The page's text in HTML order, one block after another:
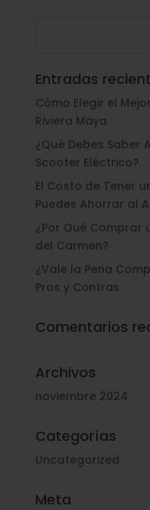
Entradas
Cómo Elegir el
Riviera Maya
¿Qué Debes Saber
Scooter Eléctrico?
El Costo de Tener
Puedes Ahorrar al
¿Por Qué Comprar
del Carmen?
¿Vale la Pena
Pros y Contras
Comentarios
Archivos
noviembre 2024
Categorías
Uncategorized
Meta